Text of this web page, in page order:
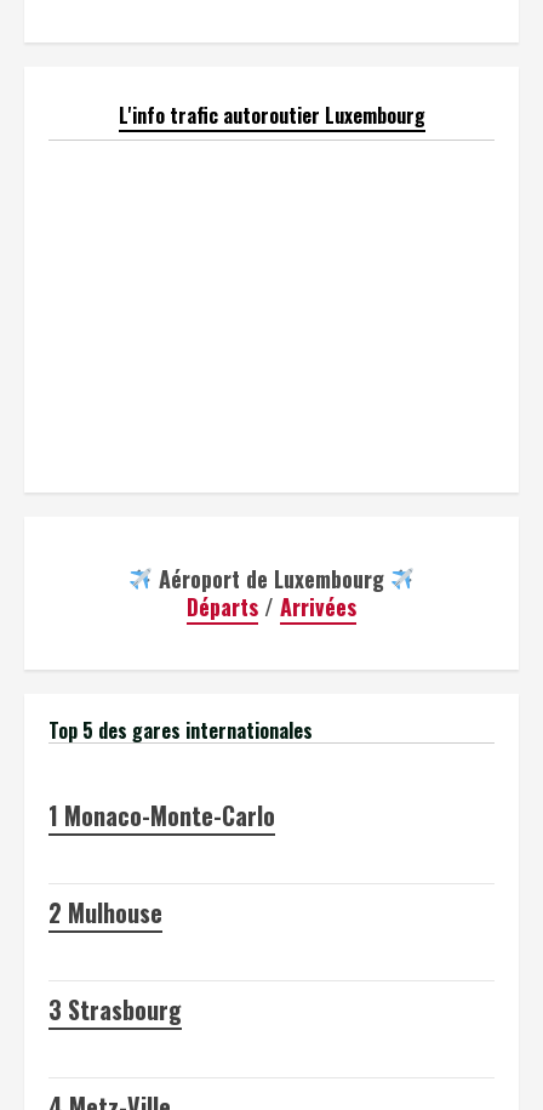
L'info trafic autoroutier Luxembourg
Aéroport de Luxembourg
Départs / Arrivées
Top 5 des gares internationales
1 Monaco-Monte-Carlo
2 Mulhouse
3 Strasbourg